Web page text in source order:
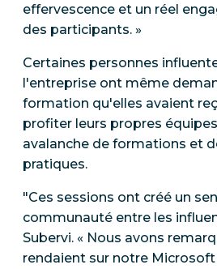
effervescence et un réel
des participants. »
Certaines personnes
l'entreprise ont même
formation qu'elles avaient
profiter leurs propres
avalanche de formations et
pratiques.
"Ces sessions ont créé un
communauté entre les
Subervi. « Nous avons
rendaient sur notre